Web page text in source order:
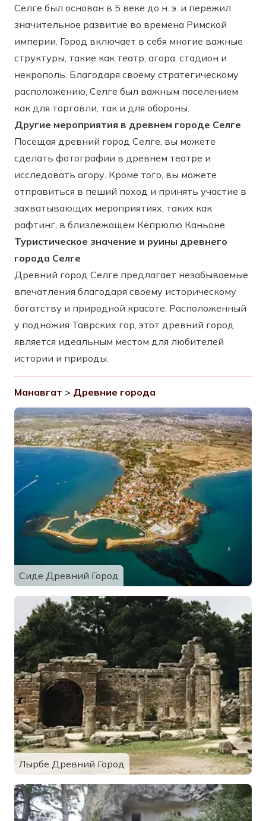
Селге был основан в 5 веке до н. э. и пережил
значительное развитие во времена Римской
империи. Город включает в себя многие важные
структуры, такие как театр, агора, стадион и
некрополь. Благодаря своему стратегическому
расположению, Селге был важным поселением
как для торговли, так и для обороны.
Другие мероприятия в древнем городе Селге
Посещая древний город Селге, вы можете
сделать фотографии в древнем театре и
исследовать агору. Кроме того, вы можете
отправиться в пеший поход и принять участие в
захватывающих мероприятиях, таких как
рафтинг, в близлежащем Кёпрюлю Каньоне.
Туристическое значение и руины древнего
города Селге
Древний город Селге предлагает незабываемые
впечатления благодаря своему историческому
богатству и природной красоте. Расположенный
у подножия Таврских гор, этот древний город
является идеальным местом для любителей
истории и природы.
Манавгат > Древние города
Сиде Древний Город
Лырбе Древний Город